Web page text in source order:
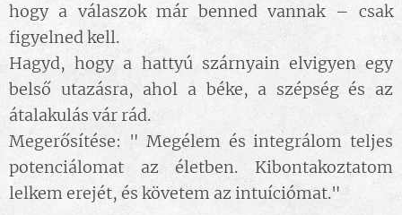
hogy a válaszok már benned vannak – csak
figyelned kell.
Hagyd, hogy a hattyú szárnyain elvigyen egy
belső utazásra, ahol a béke, a szépség és az
átalakulás vár rád.
Megerősítése: " Megélem és integrálom teljes
potenciálomat az életben. Kibontakoztatom
lelkem erejét, és követem az intuíciómat."